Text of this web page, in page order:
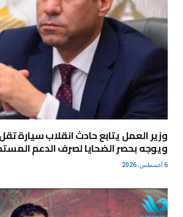
وزير العمل يتابع حادث انقلاب سيارة تقل
ويوجه بحصر الضحايا لصرف الدعم
6 أغسطس، 2026